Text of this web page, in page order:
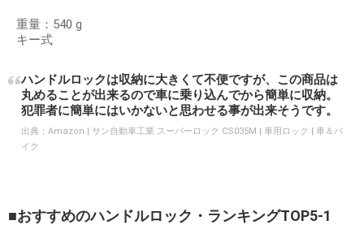
重量：540 g
キー式
ハンドルロックは収納に大きくて不便ですが、この商品は
丸めることが出来るので車に乗り込んでから簡単に収納。
犯罪者に簡単にはいかないと思わせる事が出来そうです。
出典： Amazon | サン自動車工業 スーパーロック CS035M | 車用ロック | 車＆バ
イク
■おすすめのハンドルロック・ランキングTOP5-1